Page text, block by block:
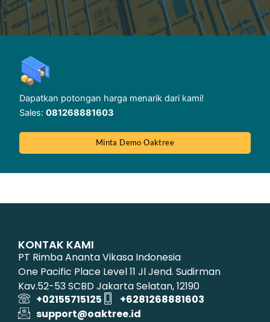
Dapatkan potongan harga menarik dari kami!
Sales: 081268881603
Minta Demo Oaktree
KONTAK KAMI
PT Rimba Ananta Vikasa Indonesia
One Pacific Place Level 11 Jl Jend. Sudirman
Kav.52-53 SCBD Jakarta Selatan, 12190
+02155715125
+6281268881603
support@oaktree.id